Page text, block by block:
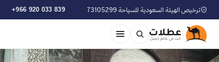
ترخيص الهيئة السعودية للسياحة 73105299 +966 920 033 839